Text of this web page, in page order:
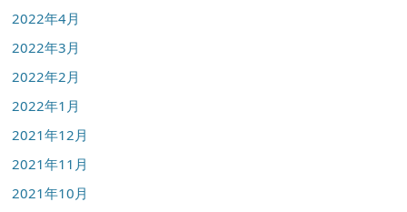
2022年4月
2022年3月
2022年2月
2022年1月
2021年12月
2021年11月
2021年10月